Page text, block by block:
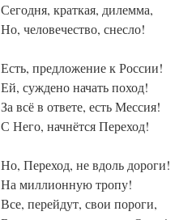
Сегодня, краткая, дилемма,
Но, человечество, снесло!
Есть, предложение к России!
Ей, суждено начать поход!
За всё в ответе, есть Мессия!
С Него, начнётся Переход!
Но, Переход, не вдоль дороги!
На миллионную тропу!
Все, перейдут, свои пороги,